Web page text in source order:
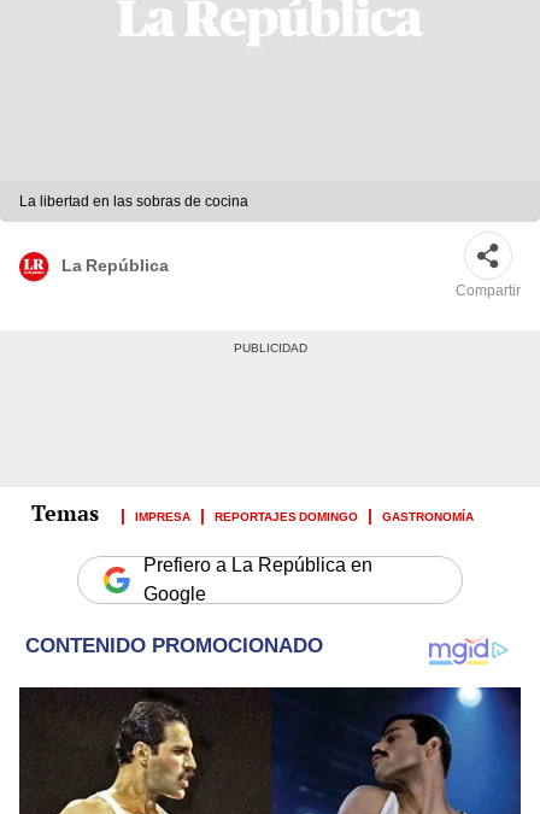
La libertad en las sobras de cocina
La República
Compartir
IMPRESA REPORTAJES DOMINGO GASTRONOMÍA
Prefiero a La República en
Google